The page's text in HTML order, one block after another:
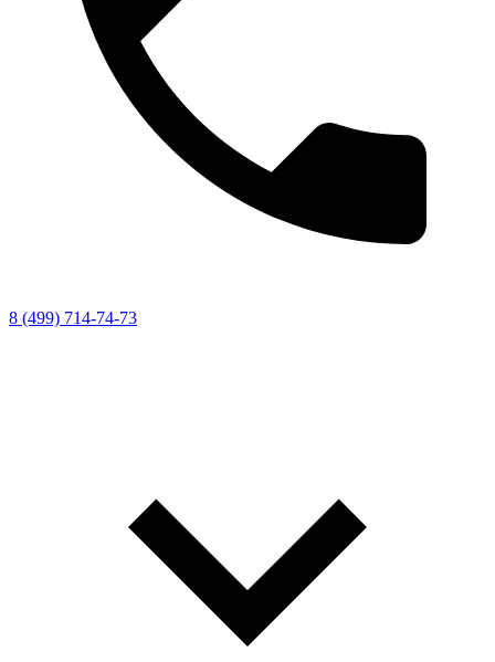
8 (499) 714-74-73